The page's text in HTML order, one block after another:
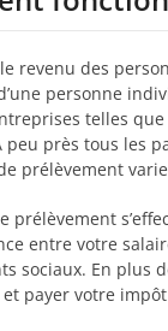
revenu des
personne
telles
peu près tous les
prélèvement
prélèvement
entre votre
sociaux. En plus
payer votre